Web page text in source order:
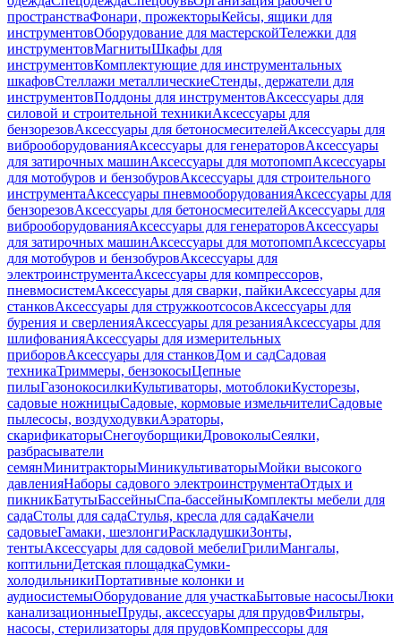
пространстваФонари, прожекторыКейсы, ящики для
инструментовОборудование для мастерскойТележки для
инструментовМагнитыШкафы для
инструментовКомплектующие для инструментальных
шкафовСтеллажи металлическиеСтенды, держатели для
инструментовПоддоны для инструментовАксессуары для
силовой и строительной техникиАксессуары для
бензорезовАксессуары для бетоносмесителейАксессуары для
виброоборудованияАксессуары для генераторовАксессуары
для затирочных машинАксессуары для мотопомпАксессуары
для мотобуров и бензобуровАксессуары для строительного
инструментаАксессуары пневмооборудованияАксессуары для
бензорезовАксессуары для бетоносмесителейАксессуары для
виброоборудованияАксессуары для генераторовАксессуары
для затирочных машинАксессуары для мотопомпАксессуары
для мотобуров и бензобуровАксессуары для
электроинструментаАксессуары для компрессоров,
пневмосистемАксессуары для сварки, пайкиАксессуары для
станковАксессуары для стружкоотсосовАксессуары для
бурения и сверленияАксессуары для резанияАксессуары для
шлифованияАксессуары для измерительных
приборовАксессуары для станковДом и садСадовая
техникаТриммеры, бензокосыЦепные
пилыГазонокосилкиКультиваторы, мотоблокиКусторезы,
садовые ножницыСадовые, кормовые измельчителиСадовые
пылесосы, воздуходувкиАэраторы,
скарификаторыСнегоуборщикиДровоколыСеялки,
разбрасыватели
семянМинитракторыМиникультиваторыМойки высокого
давленияНаборы садового электроинструментаОтдых и
пикникБатутыБассейныСпа-бассейныКомплекты мебели для
садаСтолы для садаСтулья, кресла для садаКачели
садовыеГамаки, шезлонгиРаскладушкиЗонты,
тентыАксессуары для садовой мебелиГрилиМангалы,
коптильниДетская площадкаСумки-
холодильникиПортативные колонки и
аудиосистемыОборудование для участкаБытовые насосыЛюки
канализационныеПруды, аксессуары для прудовФильтры,
насосы, стерилизаторы для прудовКомпрессоры для